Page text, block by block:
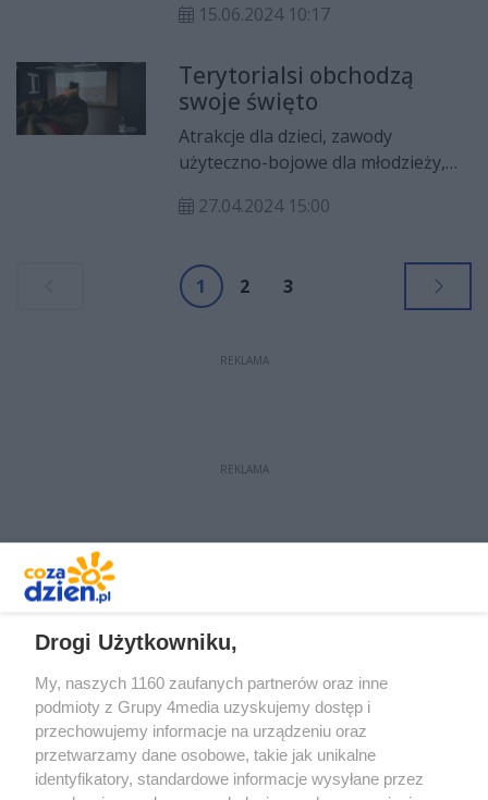
obligował ich do natychmiastowego
jeden z elementów trwającej
certyfikacji WOT i nie ma on
związku z żadnym zagrożeniem.
15.06.2024 10:17
Terytorialsi obchodzą
swoje święto
Atrakcje dla dzieci, zawody
użyteczno-bojowe dla młodzieży,
wojskowego oraz oficjalne
Brygada Obrony Terytorialnej
przygotowała bogaty, czterodniowy
wcielonych żołnierzy.
27.04.2024 15:00
1 2 3
REKLAMA
REKLAMA
Drogi Użytkowniku,
My, naszych 1160 zaufanych partnerów oraz inne
podmioty z Grupy 4media uzyskujemy dostęp i
przechowujemy informacje na urządzeniu oraz
przetwarzamy dane osobowe, takie jak unikalne
identyfikatory, standardowe informacje wysyłane przez